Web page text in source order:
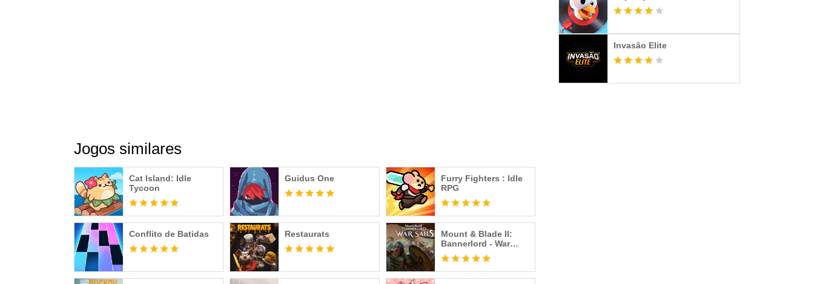
Jogos similares
Cat Island: Idle
Tycoon
Guidus One
Furry Fighters : Idle
RPG
Conflito de Batidas Restaurats
Mount & Blade II:
Bannerlord - War
Sails
Invasão Elite